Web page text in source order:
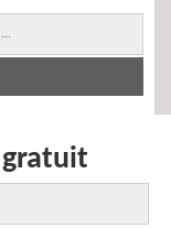
gratuit